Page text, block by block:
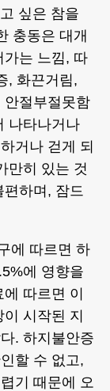
싶은 참을
충동은 대개
가는 느낌, 따
, 화끈거림,
안절부절못함
나타나거나
거나 걷게 되
만히 있는 것
하며, 잠드
에 따르면 하
에 영향을
따르면 이
시작된 지
. 하지불안증
할 수 없고,
기 때문에 오